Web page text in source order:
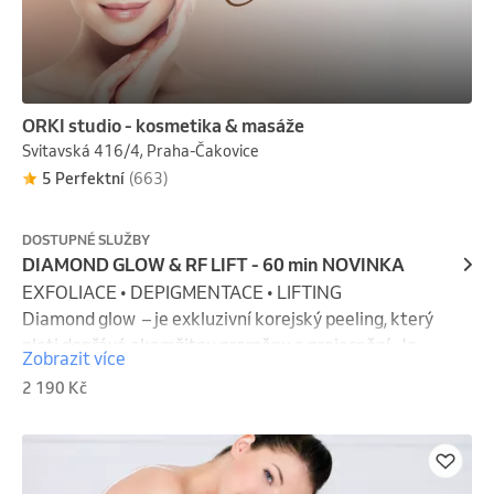
ORKI studio - kosmetika & masáže
Svitavská 416/4, Praha-Čakovice
5 Perfektní (663)
DOSTUPNÉ SLUŽBY
DIAMOND GLOW & RF LIFT - 60 min NOVINKA
EXFOLIACE • DEPIGMENTACE • LIFTING
Diamond glow  – je exkluzivní korejský peeling, který
pleti dopřává okamžitou proměnu a projasnění. Je
obohacen o jemně rafinovaný prášek z modrého
diamantu, který pleti propůjčuje oslnivou zář,
prášek šetrně odstraňuje odumřelé buňky, vyhlazuje
strukturu pokožky a zanechává pleť sametově
Zobrazit více
2 190 Kč